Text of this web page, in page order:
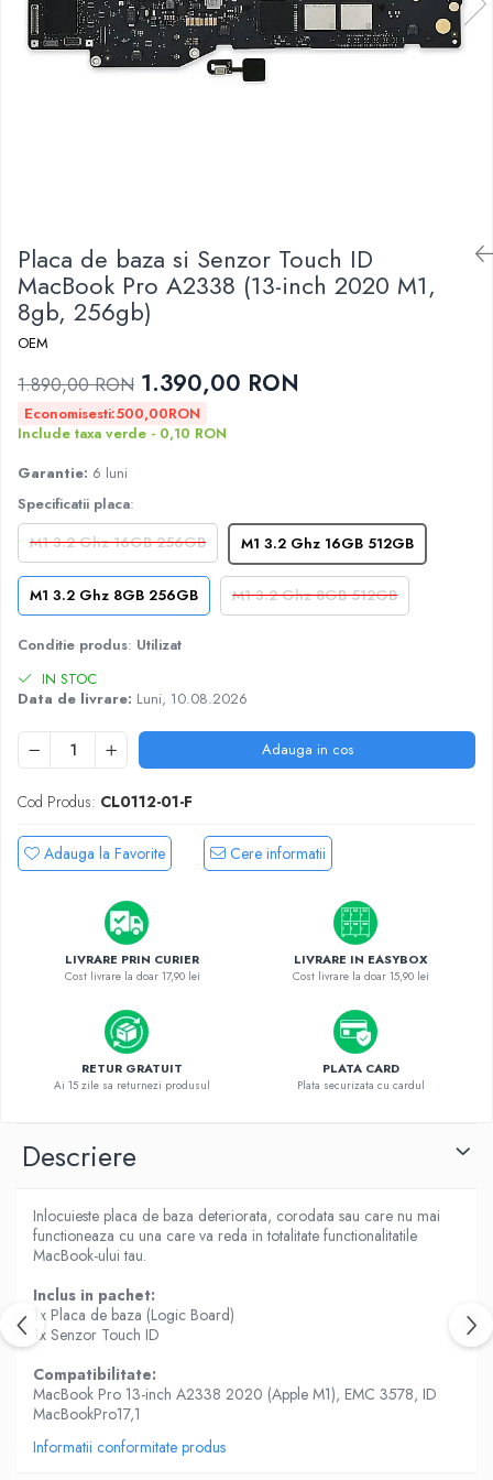
A2251 (Retina 13” 2020)
A2289 (Retina 13” 2020)
Top Piese Mac
Baterii MacBook
Placi de baza
Incarcatoare MacBook
Display MacBook
Tastatura MacBook
MacBook Air
A1369 (13” 2010-2011)
A1370 (11” 2010-2011)
A1465 (11” 2012-2015)
A1466 (13” 2012-2017)
A1932 (13” 2018-2019)
A2179 (13” 2020)
A2337 (M1 13” 2020)
A2681 (M2 13” 2022)
A2941 (M2 15” 2023)
A3113 (M3 13” 2024)
A3240 (M4 13” 2025)
A1286 (Unibody 15” 2008-2012)
A1342 (Unibody 13” 2009-2010)
A1534 (Retina 12” 2015-2017)
iPhone 16 Pro Max
iPhone 16 Pro
iPhone 17 Pro
iPhone 16 Plus
iPhone 15 Pro
iPhone 16
iPhone 15 Plus
iPhone 15
iPhone 14 Pro Max
iPhone 14 Pro
iPhone 14 Plus
Placa de baza si Senzor Touch ID
MacBook Pro A2338 (13-inch 2020 M1,
8gb, 256gb)
OEM
1.890,00 RON 1.390,00 RON
Economisesti:500,00RON
Include taxa verde - 0,10 RON
Garantie: 6 luni
Specificatii placa:
M1 3.2 Ghz 16GB 256GB
M1 3.2 Ghz 16GB 512GB
M1 3.2 Ghz 8GB 256GB M1 3.2 Ghz 8GB 512GB
Conditie produs: Utilizat
IN STOC
Data de livrare: Luni, 10.08.2026
Adauga in cos
Cod Produs: CL0112-01-F
Adauga la Favorite Cere informatii
LIVRARE PRIN CURIER
Cost livrare la doar 17,90 lei
LIVRARE IN EASYBOX
Cost livrare la doar 15,90 lei
RETUR GRATUIT
Ai 15 zile sa returnezi produsul
PLATA CARD
Plata securizata cu cardul
Descriere
Inlocuieste placa de baza deteriorata, corodata sau care nu mai
functioneaza cu una care va reda in totalitate functionalitatile
MacBook-ului tau.
Inclus in pachet:
1x Placa de baza (Logic Board)
1x Senzor Touch ID
Compatibilitate:
MacBook Pro 13-inch A2338 2020 (Apple M1), EMC 3578, ID
MacBookPro17,1
Informatii conformitate produs